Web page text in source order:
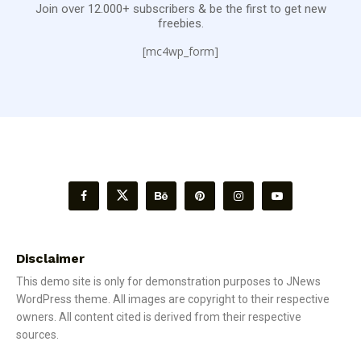
Join over 12.000+ subscribers & be the first to get new
freebies.
[mc4wp_form]
Disclaimer
This demo site is only for demonstration purposes to JNews
WordPress theme. All images are copyright to their respective
owners. All content cited is derived from their respective
sources.